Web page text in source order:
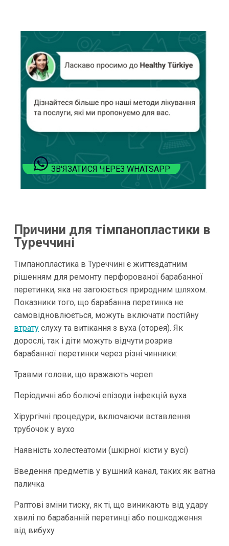
ЗВ'ЯЗАТИСЯ ЧЕРЕЗ WHATSAPP
Причини для тімпанопластики в
Туреччині
Тімпанопластика в Туреччині є життєздатним
рішенням для ремонту перфорованої барабанної
перетинки, яка не загоюється природним шляхом.
Показники того, що барабанна перетинка не
самовідновлюється, можуть включати постійну
втратуслуху та витікання з вуха (оторея). Як
дорослі, так і діти можуть відчути розрив
барабанної перетинки через різні чинники:
Травми голови, що вражають череп
Періодичні або болючі епізоди інфекцій вуха
Хірургічні процедури, включаючи вставлення
трубочок у вухо
Наявність холестеатоми (шкірної кісти у вусі)
Введення предметів у вушний канал, таких як ватна
паличка
Раптові зміни тиску, як ті, що виникають від удару
хвилі по барабанній перетинці або пошкодження
від вибуху